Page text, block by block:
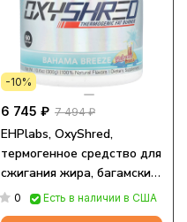
-10%
6 745 ₽ 7 494 ₽
EHPlabs, OxyShred,
термогенное средство для
сжигания жира, багамский
бриз, 300 г (10,6 унции)
0 Есть в наличии в США